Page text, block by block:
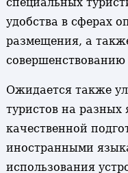
удобства в сферах
размещения, а
совершенствованию
Ожидается также
туристов на разных
качественной
иностранными
использования